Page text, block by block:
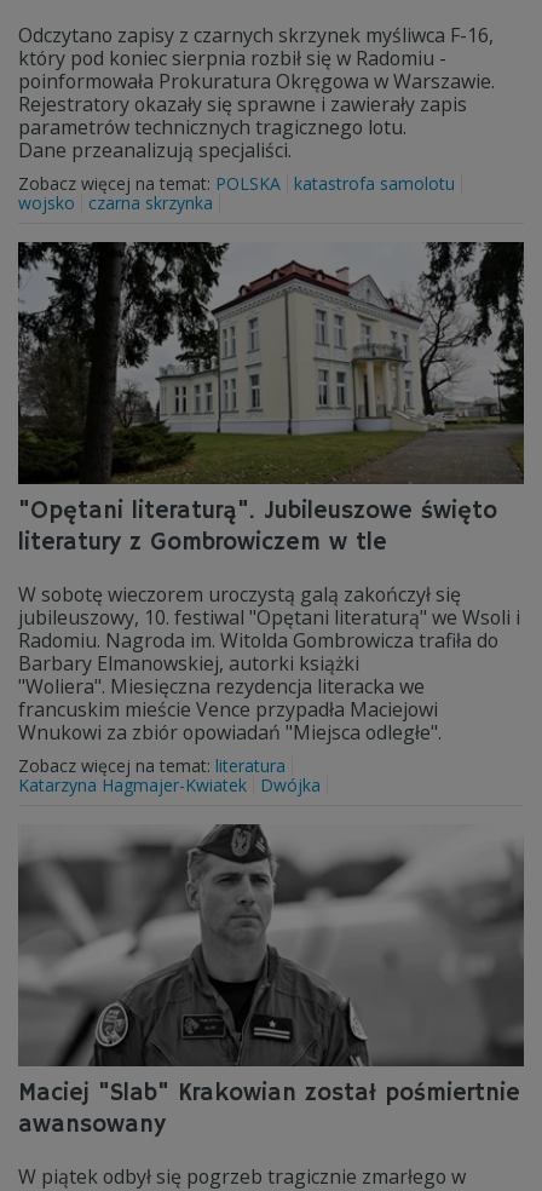
Odczytano zapisy z czarnych skrzynek myśliwca F-16,
który pod koniec sierpnia rozbił się w Radomiu -
poinformowała Prokuratura Okręgowa w Warszawie.
Rejestratory okazały się sprawne i zawierały zapis
parametrów technicznych tragicznego lotu.
Dane przeanalizują specjaliści.
Zobacz więcej na temat: POLSKA
katastrofa samolotu
wojsko
czarna skrzynka
"Opętani literaturą". Jubileuszowe święto
literatury z Gombrowiczem w tle
W sobotę wieczorem uroczystą galą zakończył się
jubileuszowy, 10. festiwal "Opętani literaturą" we Wsoli i
Radomiu. Nagroda im. Witolda Gombrowicza trafiła do
Barbary Elmanowskiej, autorki książki
"Woliera". Miesięczna rezydencja literacka we
francuskim mieście Vence przypadła Maciejowi
Wnukowi za zbiór opowiadań "Miejsca odległe".
Zobacz więcej na temat: literatura
Katarzyna Hagmajer-Kwiatek
Dwójka
Maciej "Slab" Krakowian został pośmiertnie
awansowany
W piątek odbył się pogrzeb tragicznie zmarłego w